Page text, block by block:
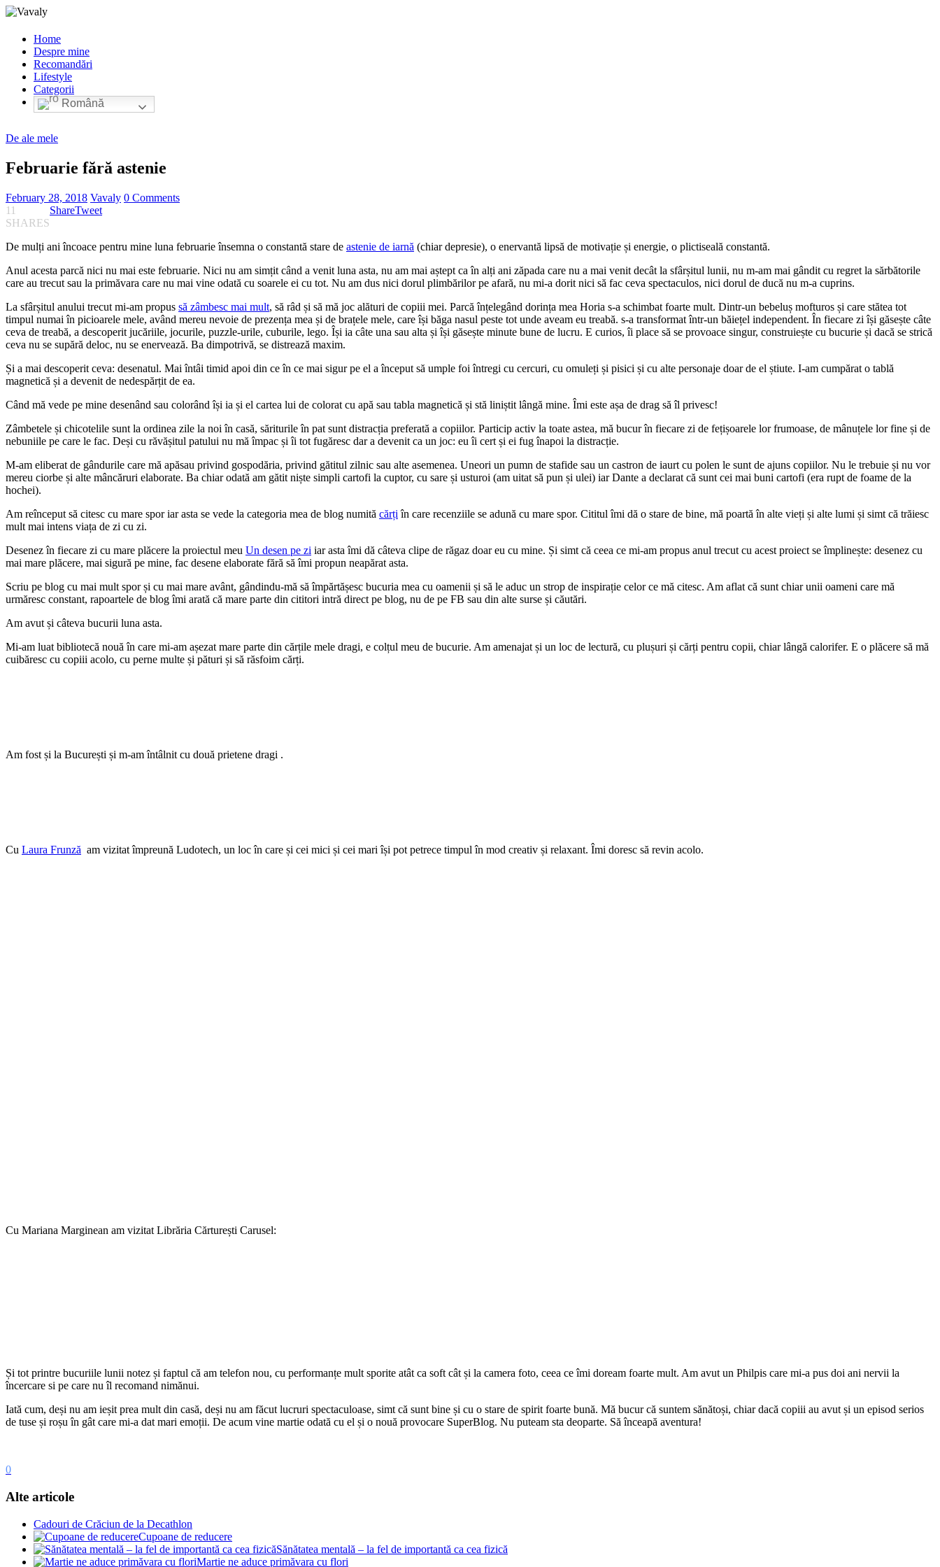
Home
Despre mine
Recomandări
Lifestyle
Categorii
Română
De ale mele
Februarie fără astenie
February 28, 2018 Vavaly 0 Comments
11
SHARES
ShareTweet
De mulți ani încoace pentru mine luna februarie însemna o constantă stare de astenie de iarnă (chiar depresie), o enervantă lipsă de motivație și energie, o plictiseală constantă.
Anul acesta parcă nici nu mai este februarie. Nici nu am simțit când a venit luna asta, nu am mai aștept ca în alți ani zăpada care nu a mai venit decât la sfârșitul lunii, nu m-am mai gândit cu regret la sărbătorile
care au trecut sau la primăvara care nu mai vine odată cu soarele ei cu tot. Nu am dus nici dorul plimbărilor pe afară, nu mi-a dorit nici să fac ceva spectaculos, nici dorul de ducă nu m-a cuprins.
La sfârșitul anului trecut mi-am propus să zâmbesc mai mult, să râd și să mă joc alături de copiii mei. Parcă înțelegând dorința mea Horia s-a schimbat foarte mult. Dintr-un bebeluș mofturos și care stătea tot
timpul numai în picioarele mele, având mereu nevoie de prezența mea și de brațele mele, care își băga nasul peste tot unde aveam eu treabă. s-a transformat într-un băiețel independent. În fiecare zi își găsește câte
ceva de treabă, a descoperit jucăriile, jocurile, puzzle-urile, cuburile, lego. Își ia câte una sau alta și își găsește minute bune de lucru. E curios, îi place să se provoace singur, construiește cu bucurie și dacă se strică
ceva nu se supără deloc, nu se enervează. Ba dimpotrivă, se distrează maxim.
Și a mai descoperit ceva: desenatul. Mai întâi timid apoi din ce în ce mai sigur pe el a început să umple foi întregi cu cercuri, cu omuleți și pisici și cu alte personaje doar de el știute. I-am cumpărat o tablă
magnetică și a devenit de nedespărțit de ea.
Când mă vede pe mine desenând sau colorând își ia și el cartea lui de colorat cu apă sau tabla magnetică și stă liniștit lângă mine. Îmi este așa de drag să îl privesc!
Zâmbetele și chicotelile sunt la ordinea zile la noi în casă, săriturile în pat sunt distracția preferată a copiilor. Particip activ la toate astea, mă bucur în fiecare zi de fețișoarele lor frumoase, de mânuțele lor fine și de
nebuniile pe care le fac. Deși cu răvășitul patului nu mă împac și îi tot fugăresc dar a devenit ca un joc: eu îi cert și ei fug înapoi la distracție.
M-am eliberat de gândurile care mă apăsau privind gospodăria, privind gătitul zilnic sau alte asemenea. Uneori un pumn de stafide sau un castron de iaurt cu polen le sunt de ajuns copiilor. Nu le trebuie și nu vor
mereu ciorbe și alte mâncăruri elaborate. Ba chiar odată am gătit niște simpli cartofi la cuptor, cu sare și usturoi (am uitat să pun și ulei) iar Dante a declarat că sunt cei mai buni cartofi (era rupt de foame de la
hochei).
Am reînceput să citesc cu mare spor iar asta se vede la categoria mea de blog numită cărți în care recenziile se adună cu mare spor. Cititul îmi dă o stare de bine, mă poartă în alte vieți și alte lumi și simt că trăiesc
mult mai intens viața de zi cu zi.
Desenez în fiecare zi cu mare plăcere la proiectul meu Un desen pe zi iar asta îmi dă câteva clipe de răgaz doar eu cu mine. Și simt că ceea ce mi-am propus anul trecut cu acest proiect se împlinește: desenez cu
mai mare plăcere, mai sigură pe mine, fac desene elaborate fără să îmi propun neapărat asta.
Scriu pe blog cu mai mult spor și cu mai mare avânt, gândindu-mă să împărtășesc bucuria mea cu oamenii și să le aduc un strop de inspirație celor ce mă citesc. Am aflat că sunt chiar unii oameni care mă
urmăresc constant, rapoartele de blog îmi arată că mare parte din cititori intră direct pe blog, nu de pe FB sau din alte surse și căutări.
Am avut și câteva bucurii luna asta.
Mi-am luat bibliotecă nouă în care mi-am așezat mare parte din cărțile mele dragi, e colțul meu de bucurie. Am amenajat și un loc de lectură, cu plușuri și cărți pentru copii, chiar lângă calorifer. E o plăcere să mă
cuibăresc cu copiii acolo, cu perne multe și pături și să răsfoim cărți.
Am fost și la București și m-am întâlnit cu două prietene dragi .
Cu Laura Frunză am vizitat împreună Ludotech, un loc în care și cei mici și cei mari își pot petrece timpul în mod creativ și relaxant. Îmi doresc să revin acolo.
Cu Mariana Marginean am vizitat Librăria Cărturești Carusel:
Și tot printre bucuriile lunii notez și faptul că am telefon nou, cu performanțe mult sporite atât ca soft cât și la camera foto, ceea ce îmi doream foarte mult. Am avut un Philpis care mi-a pus doi ani nervii la
încercare si pe care nu îl recomand nimănui.
Iată cum, deși nu am ieșit prea mult din casă, deși nu am făcut lucruri spectaculoase, simt că sunt bine și cu o stare de spirit foarte bună. Mă bucur că suntem sănătoși, chiar dacă copiii au avut și un episod serios
de tuse și roșu în gât care mi-a dat mari emoții. De acum vine martie odată cu el și o nouă provocare SuperBlog. Nu puteam sta deoparte. Să înceapă aventura!
0
Alte articole
Cadouri de Crăciun de la Decathlon
Cupoane de reducere
Sănătatea mentală – la fel de importantă ca cea fizică
Martie ne aduce primăvara cu flori